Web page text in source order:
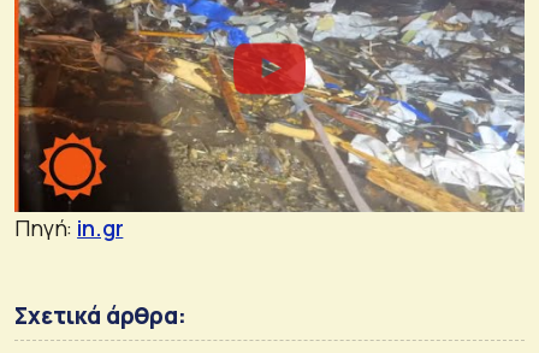
Πηγή: in.gr
Σχετικά άρθρα: